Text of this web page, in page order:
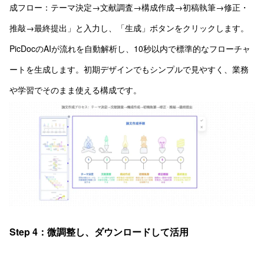
成フロー：テーマ決定→文献調査→構成作成→初稿執筆→修正・
推敲→最終提出」と入力し、「生成」ボタンをクリックします。
PicDocのAIが流れを自動解析し、10秒以内で標準的なフローチャ
ートを生成します。初期デザインでもシンプルで見やすく、業務
や学習でそのまま使える構成です。
Step 4：微調整し、ダウンロードして活用